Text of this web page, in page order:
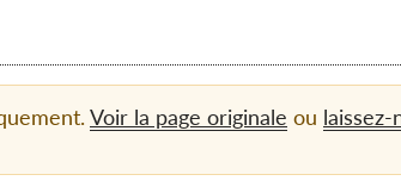
Voir la page originale ou laissez-